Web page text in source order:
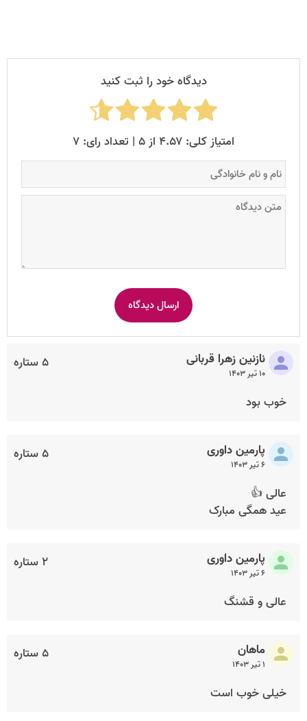
دیدگاه خود را ثبت کنید
امتیاز کلی: ۴.۵۷ از ۵ | تعداد رای: ۷
۵ ستاره نازنین زهرا قربانی
۱۰ تیر ۱۴۰۳
خوب بود
۵ ستاره پارمین داوری
۶ تیر ۱۴۰۳
عالی 👍
عید همگی مبارک
۲ ستاره پارمین داوری
۶ تیر ۱۴۰۳
عالی و قشنگ
۵ ستاره ماهان
۱ تیر ۱۴۰۳
خیلی خوب است